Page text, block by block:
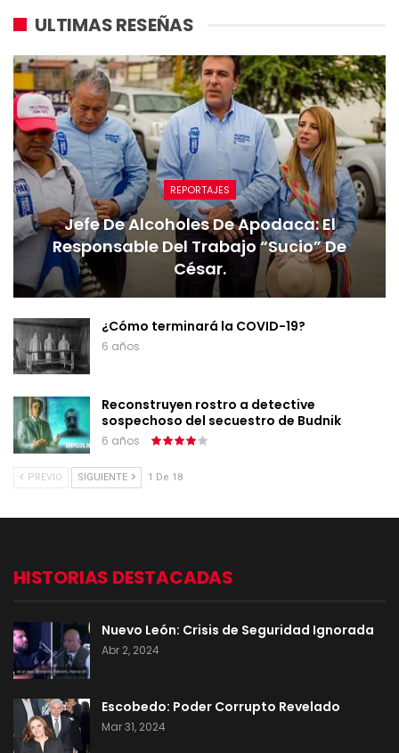
ULTIMAS RESEÑAS
REPORTAJES
Jefe De Alcoholes De Apodaca: El
Responsable Del Trabajo “sucio” De
César.
¿Cómo terminará la COVID-19?
6 años
Reconstruyen rostro a detective
sospechoso del secuestro de Budnik
6 años
PREVIO SIGUIENTE 1 De 18
HISTORIAS DESTACADAS
Nuevo León: Crisis de Seguridad Ignorada
Abr 2, 2024
Escobedo: Poder Corrupto Revelado
Mar 31, 2024